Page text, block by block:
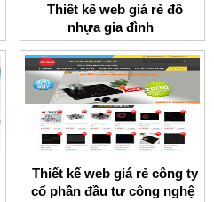
Thiết kế web giá rẻ đồ
nhựa gia đình
Thiết kế web giá rẻ công ty
cổ phần đầu tư công nghệ